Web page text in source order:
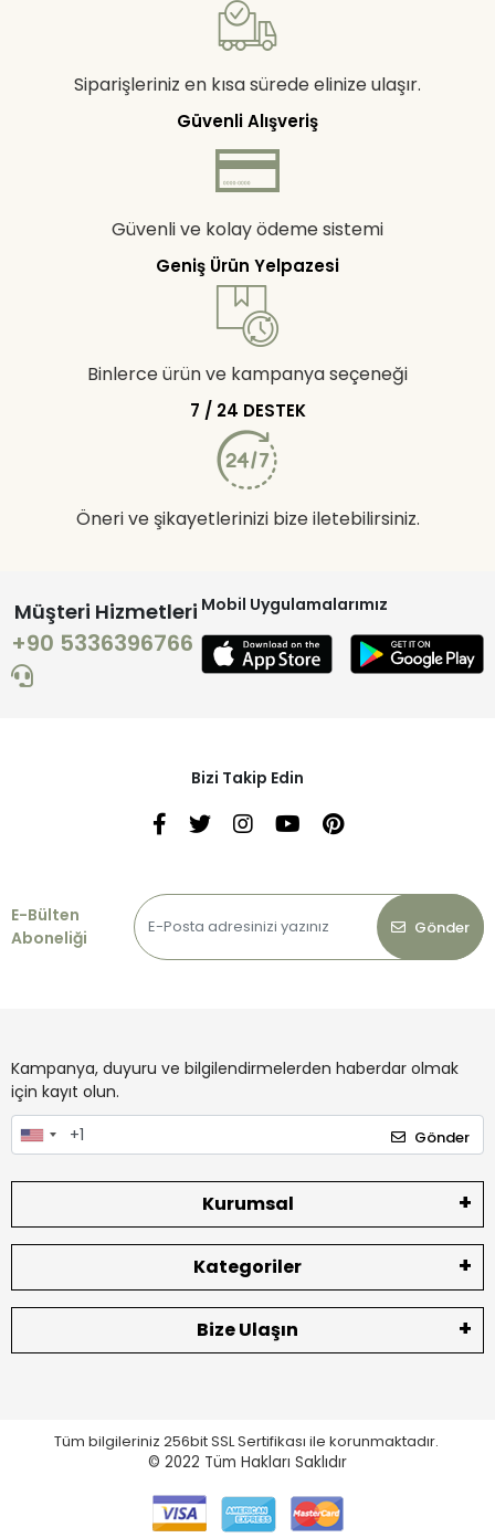
Siparişleriniz en kısa sürede elinize ulaşır.
Güvenli Alışveriş
Güvenli ve kolay ödeme sistemi
Geniş Ürün Yelpazesi
Binlerce ürün ve kampanya seçeneği
7 / 24 DESTEK
Öneri ve şikayetlerinizi bize iletebilirsiniz.
Müşteri Hizmetleri
+90 5336396766
Mobil Uygulamalarımız
Bizi Takip Edin
E-Bülten
Aboneliği
Gönder
Kampanya, duyuru ve bilgilendirmelerden haberdar olmak
için kayıt olun.
Gönder
Kurumsal
Kategoriler
Bize Ulaşın
Tüm bilgileriniz 256bit SSL Sertifikası ile korunmaktadır.
© 2022 Tüm Hakları Saklıdır